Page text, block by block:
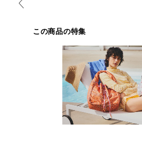
この商品の特集